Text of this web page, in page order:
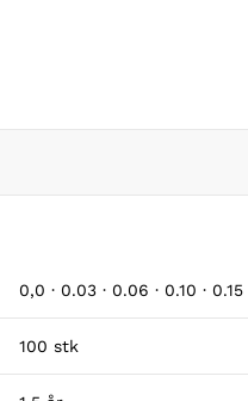
0,0 · 0.03 · 0.06 · 0.10 ·
100 stk